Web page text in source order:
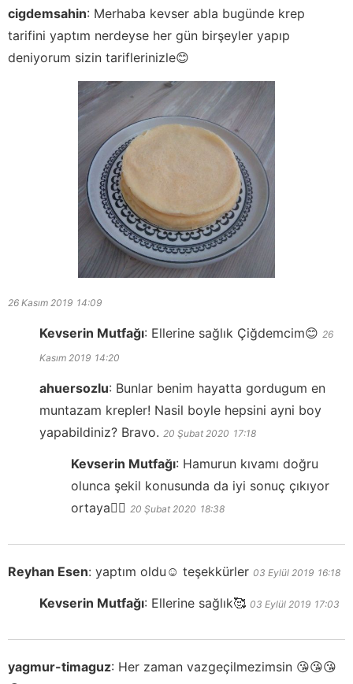
cigdemsahin: Merhaba kevser abla bugünde krep
tarifini yaptım nerdeyse her gün birşeyler yapıp
deniyorum sizin tariflerinizle😊
26 Kasım 2019 14:09
Kevserin Mutfağı: Ellerine sağlık Çiğdemcim😊 26
Kasım 2019 14:20
ahuersozlu: Bunlar benim hayatta gordugum en
muntazam krepler! Nasil boyle hepsini ayni boy
yapabildiniz? Bravo. 20 Şubat 2020 17:18
Kevserin Mutfağı: Hamurun kıvamı doğru
olunca şekil konusunda da iyi sonuç çıkıyor
ortaya👍🏻 20 Şubat 2020 18:38
Reyhan Esen: yaptım oldu☺ teşekkürler 03 Eylül 2019 16:18
Kevserin Mutfağı: Ellerine sağlık🥰 03 Eylül 2019 17:03
yagmur-timaguz: Her zaman vazgeçilmezimsin 😘😘😘